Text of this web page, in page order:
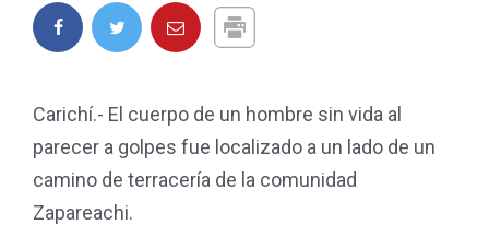
Carichí.- El cuerpo de un hombre sin vida al
parecer a golpes fue localizado a un lado de un
camino de terracería de la comunidad
Zapareachi.